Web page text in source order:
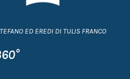
ED EREDI DI TULIS FRANCO